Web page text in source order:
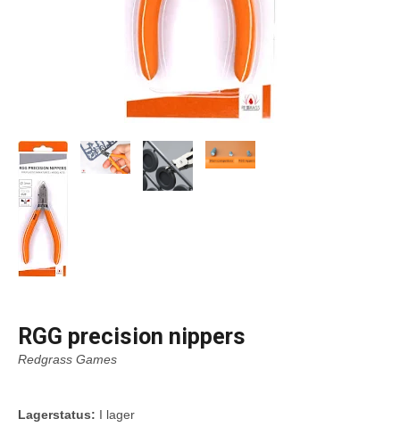
RGG precision nippers
Redgrass Games
Lagerstatus: I lager